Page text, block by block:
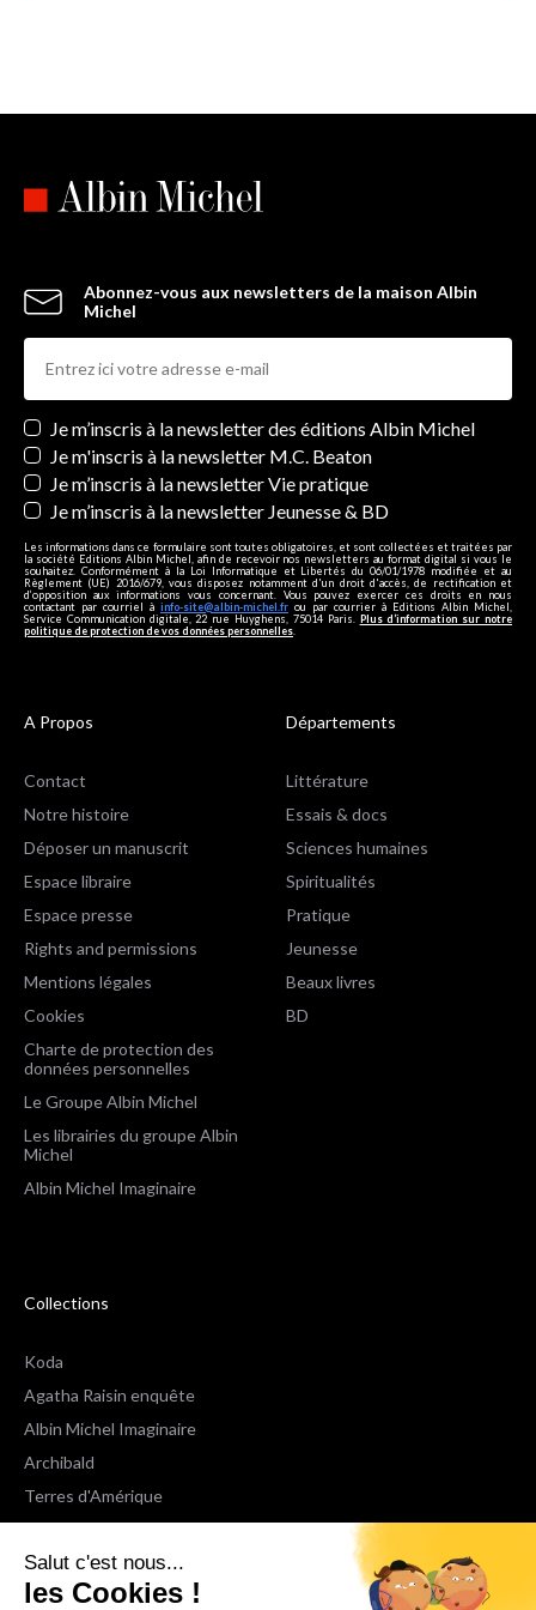
Salut c'est nous...
les Cookies !
Abonnez-vous aux newsletters de la maison Albin
Michel
Newsletters
Je m’inscris à la newsletter des éditions Albin Michel
Je m'inscris à la newsletter M.C. Beaton
Je m’inscris à la newsletter Vie pratique
Je m’inscris à la newsletter Jeunesse & BD
Les informations dans ce formulaire sont toutes obligatoires, et sont collectées et traitées par
la société Editions Albin Michel, afin de recevoir nos newsletters au format digital si vous le
souhaitez. Conformément à la Loi Informatique et Libertés du 06/01/1978 modifiée et au
Règlement (UE) 2016/679, vous disposez notamment d'un droit d'accès, de rectification et
d’opposition aux informations vous concernant. Vous pouvez exercer ces droits en nous
contactant par courriel à info-site@albin-michel.fr ou par courrier à Editions Albin Michel,
Service Communication digitale, 22 rue Huyghens, 75014 Paris. Plus d’information sur notre
politique de protection de vos données personnelles
A Propos
Contact
Notre histoire
Déposer un manuscrit
Espace libraire
Espace presse
Rights and permissions
Mentions légales
Cookies
Charte de protection des
données personnelles
Le Groupe Albin Michel
Les librairies du groupe Albin
Michel
Albin Michel Imaginaire
Départements
Littérature
Essais & docs
Sciences humaines
Spiritualités
Pratique
Jeunesse
Beaux livres
BD
Collections
Koda
Agatha Raisin enquête
Albin Michel Imaginaire
Archibald
Terres d'Amérique
Espaces Libres Poche
NOX
Wiz